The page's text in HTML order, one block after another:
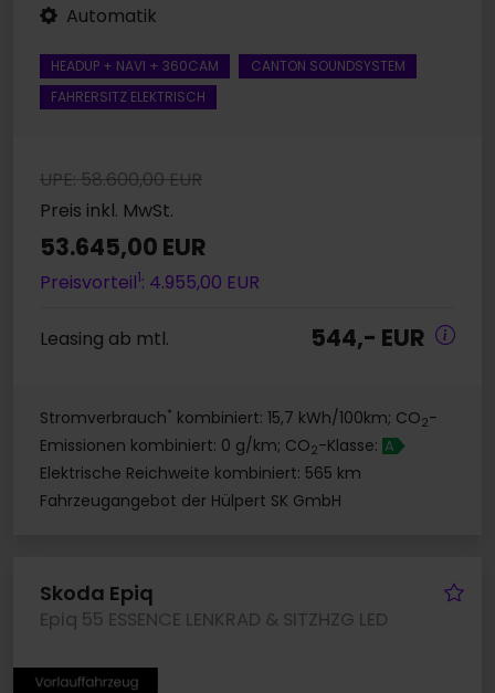
Automatik
HEADUP + NAVI + 360CAM
CANTON SOUNDSYSTEM
FAHRERSITZ ELEKTRISCH
UPE: 58.600,00 EUR
Preis inkl. MwSt.
53.645,00 EUR
Preisvorteil1: 4.955,00 EUR
Leasing ab mtl. 544,- EUR
Stromverbrauch* kombiniert: 15,7 kWh/100km; CO2-
Emissionen kombiniert: 0 g/km; CO2-Klasse: A
Elektrische Reichweite kombiniert: 565 km
Fahrzeugangebot der Hülpert SK GmbH
Skoda Epiq
Epiq 55 ESSENCE LENKRAD & SITZHZG LED